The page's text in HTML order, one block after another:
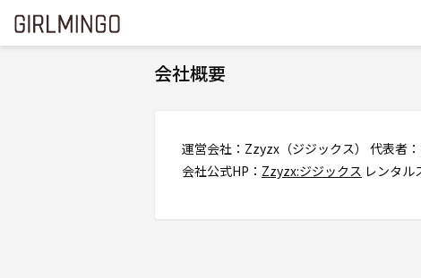
会社概要
運営会社：Zzyzx（ジジックス） 代表者
会社公式HP： Zzyzx:ジジックス レンタル